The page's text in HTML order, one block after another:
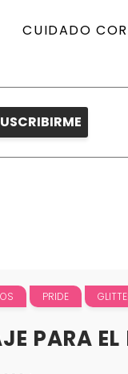
CUIDADO
PRIDE
PARA